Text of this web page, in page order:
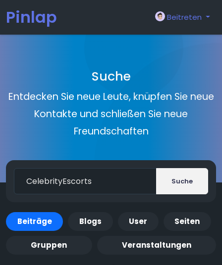
Pinlap Beitreten
Suche
Entdecken Sie neue Leute, knüpfen Sie neue
Kontakte und schließen Sie neue
Freundschaften
Suche
Beiträge Blogs User Seiten
Gruppen Veranstaltungen